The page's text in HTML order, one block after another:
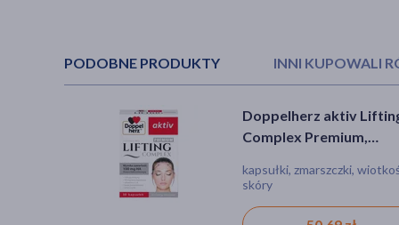
PODOBNE PRODUKTY INNI KUPOWALI
Doppelherz aktiv
Complex Premium,
kapsułki, zmarszczki,
skóry
Olimp Hialumax Duo,
kapsułki, 30 szt.
kapsułki